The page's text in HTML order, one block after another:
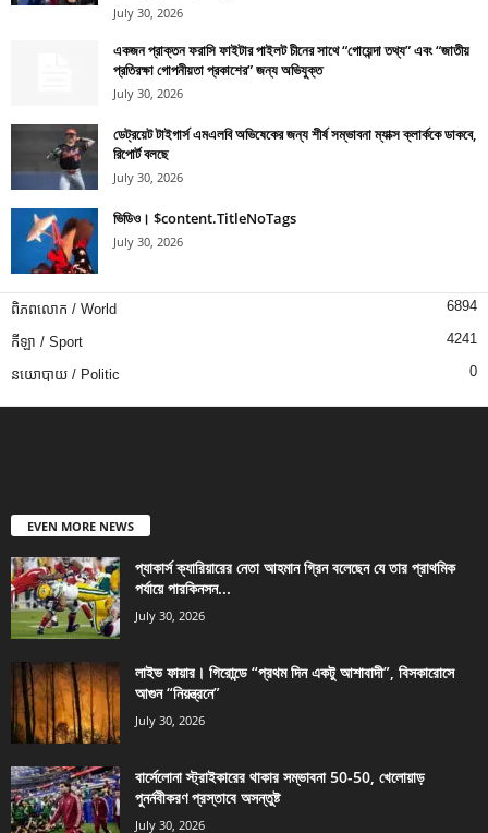
July 30, 2026
একজন প্রাক্তন ফরাসি ফাইটার পাইলট চীনের সাথে “গোয়েন্দা তথ্য” এবং “জাতীয়
প্রতিরক্ষা গোপনীয়তা প্রকাশের” জন্য অভিযুক্ত
July 30, 2026
ডেট্রয়েট টাইগার্স এমএলবি অভিষেকের জন্য শীর্ষ সম্ভাবনা ম্যাক্স ক্লার্ককে ডাকবে,
রিপোর্ট বলছে
July 30, 2026
ভিডিও। $content.TitleNoTags
July 30, 2026
ពិភពលោក / World 6894
កីឡា / Sport 4241
នយោបាយ / Politic 0
EVEN MORE NEWS
প্যাকার্স ক্যারিয়ারের নেতা আহমান গ্রিন বলেছেন যে তার প্রাথমিক
পর্যায়ে পারকিনসন...
July 30, 2026
লাইভ ফায়ার। গিরোন্ডে “প্রথম দিন একটু আশাবাদী”, বিসকারোসে
আগুন “নিয়ন্ত্রনে”
July 30, 2026
বার্সেলোনা স্ট্রাইকারের থাকার সম্ভাবনা 50-50, খেলোয়াড়
পুনর্নবীকরণ প্রস্তাবে অসন্তুষ্ট
July 30, 2026